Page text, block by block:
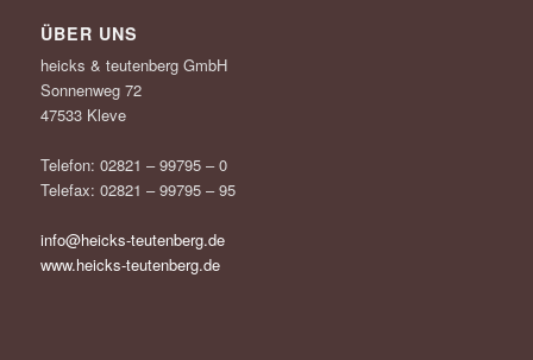
ÜBER UNS
heicks & teutenberg GmbH
Sonnenweg 72
47533 Kleve
Telefon: 02821 – 99795 – 0
Telefax: 02821 – 99795 – 95
info@heicks-teutenberg.de
www.heicks-teutenberg.de